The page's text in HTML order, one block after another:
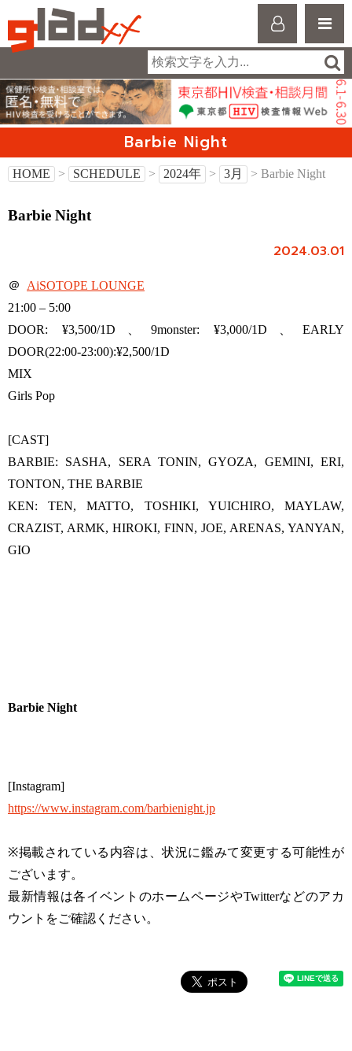
Barbie Night
HOME > SCHEDULE > 2024年 > 3月 > Barbie Night
Barbie Night
2024.03.01
＠
AiSOTOPE LOUNGE
21:00 – 5:00
DOOR: ¥3,500/1D、9monster: ¥3,000/1D、EARLY
DOOR(22:00-23:00):¥2,500/1D
MIX
Girls Pop
[CAST]
BARBIE: SASHA, SERA TONIN, GYOZA, GEMINI, ERI,
TONTON, THE BARBIE
KEN: TEN, MATTO, TOSHIKI, YUICHIRO, MAYLAW,
CRAZIST, ARMK, HIROKI, FINN, JOE, ARENAS, YANYAN,
GIO
Barbie Night
[Instagram]
https://www.instagram.com/barbienight.jp
※掲載されている内容は、状況に鑑みて変更する可能性が
ございます。
最新情報は各イベントのホームページやTwitterなどのアカ
ウントをご確認ください。